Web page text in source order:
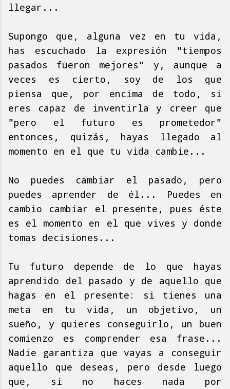
llegar...
Supongo que, alguna vez en tu vida,
has escuchado la expresión "tiempos
pasados fueron mejores" y, aunque a
veces es cierto, soy de los que
piensa que, por encima de todo, si
eres capaz de inventirla y creer que
"pero el futuro es prometedor"
entonces, quizás, hayas llegado al
momento en el que tu vida cambie...
No puedes cambiar el pasado, pero
puedes aprender de él... Puedes en
cambio cambiar el presente, pues éste
es el momento en el que vives y donde
tomas decisiones...
Tu futuro depende de lo que hayas
aprendido del pasado y de aquello que
hagas en el presente: si tienes una
meta en tu vida, un objetivo, un
sueño, y quieres conseguirlo, un buen
comienzo es comprender esa frase...
Nadie garantiza que vayas a conseguir
aquello que deseas, pero desde luego
que, si no haces nada por